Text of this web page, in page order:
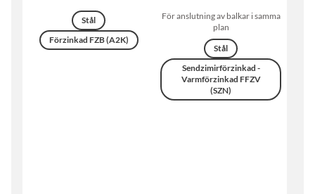
Stål
Förzinkad FZB (A2K)
För anslutning av balkar i samma
plan
Stål
Sendzimirförzinkad -
Varmförzinkad FFZV
(SZN)